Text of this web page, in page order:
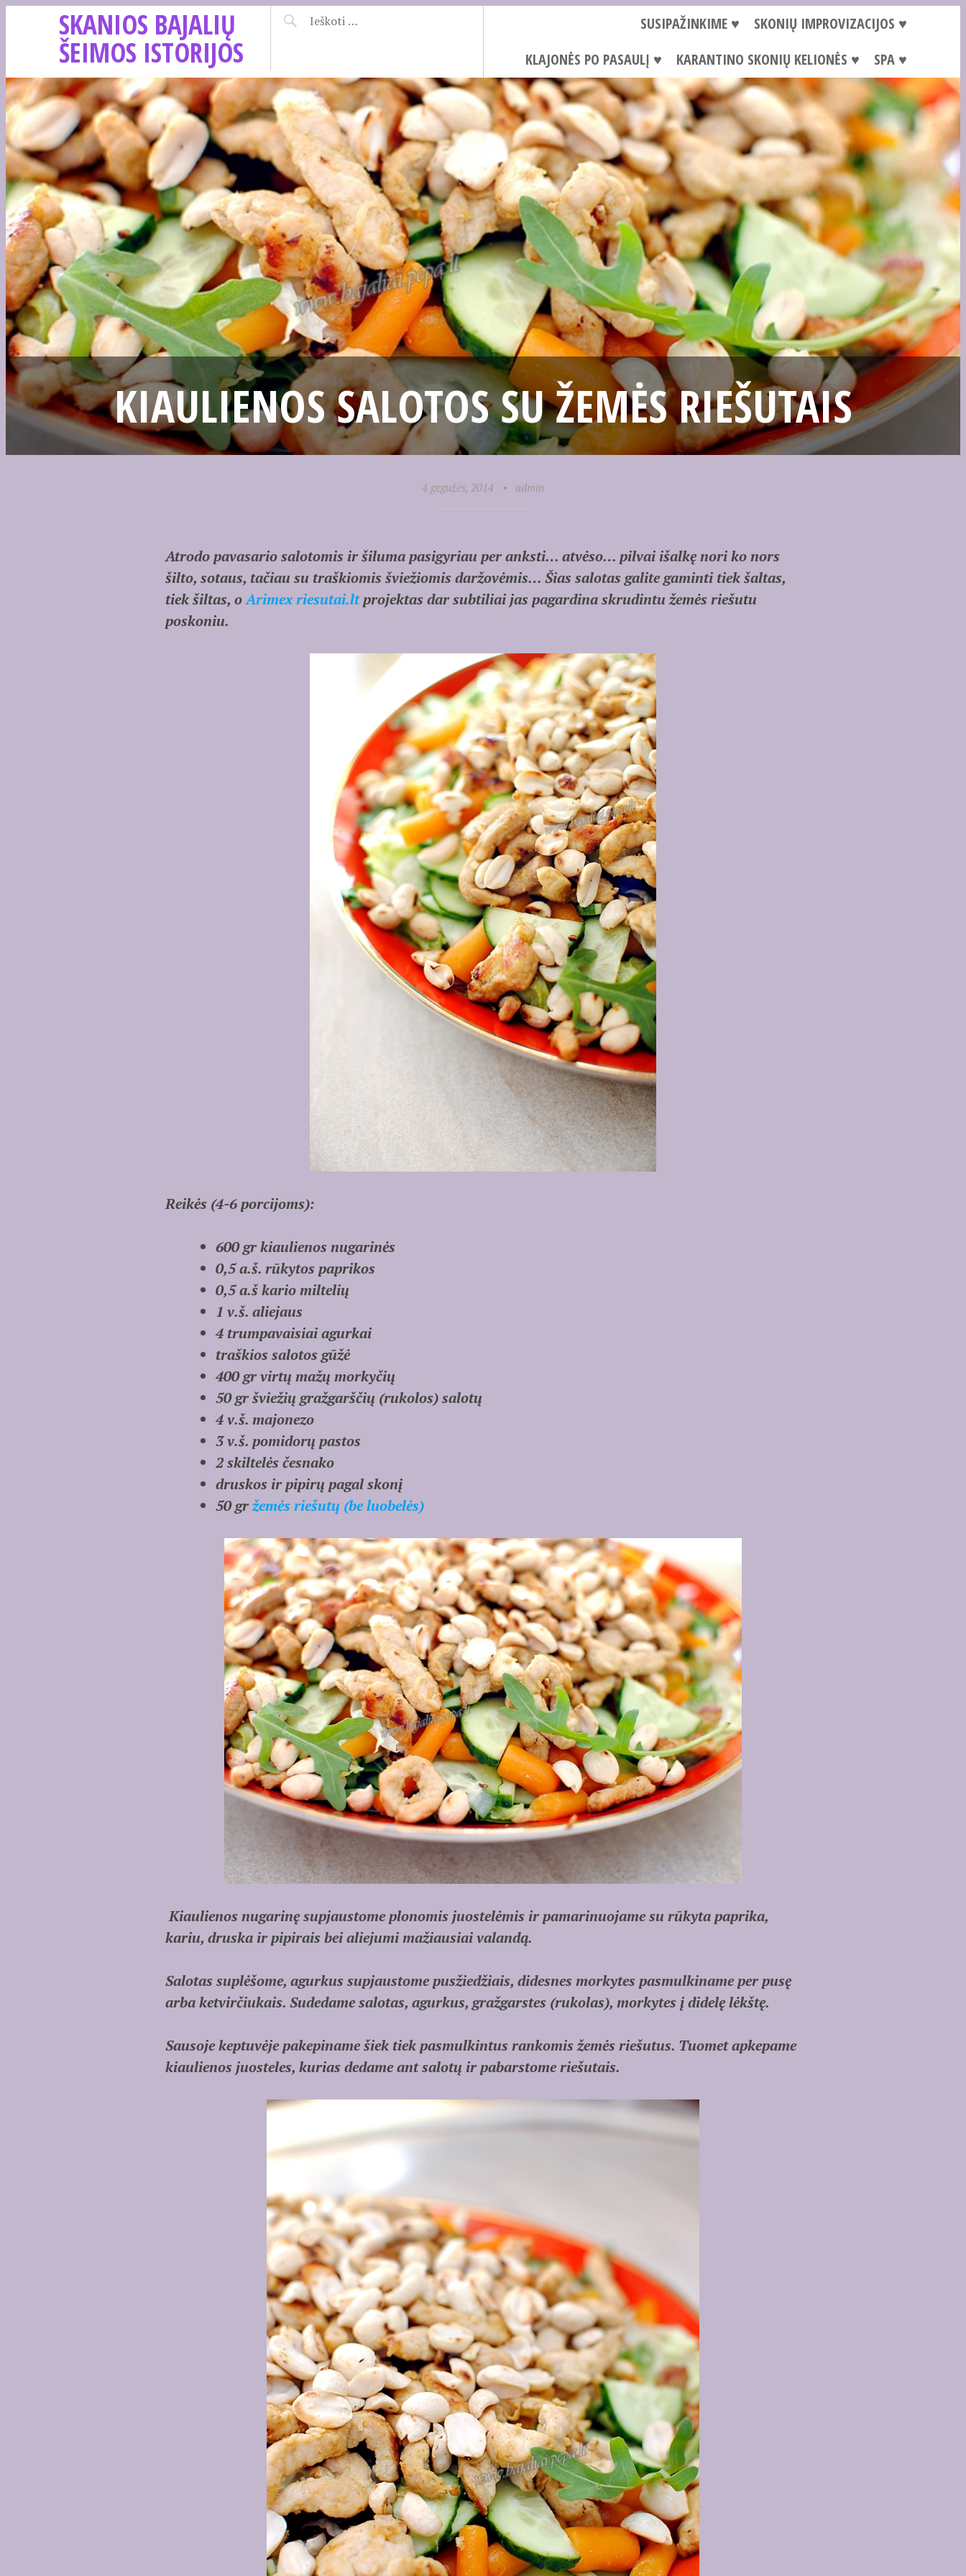
SKANIOS BAJALIŲ
ŠEIMOS ISTORIJOS
SUSIPAŽINKIME ♥
SKONIŲ IMPROVIZACIJOS ♥
KLAJONĖS PO PASAULĮ ♥
KARANTINO SKONIŲ KELIONĖS ♥ SPA ♥
KIAULIENOS SALOTOS SU ŽEMĖS RIEŠUTAIS
4 gegužės, 2014 • admin
Atrodo pavasario salotomis ir šiluma pasigyriau per anksti… atvėso… pilvai išalkę nori ko nors
šilto, sotaus, tačiau su traškiomis šviežiomis daržovėmis… Šias salotas galite gaminti tiek šaltas,
tiek šiltas, oArimexriesutai.ltprojektas dar subtiliai jas pagardina skrudintu žemės riešutu
poskoniu.
Reikės (4-6 porcijoms):
600 gr kiaulienos nugarinės
0,5 a.š. rūkytos paprikos
0,5 a.š kario miltelių
1 v.š. aliejaus
4 trumpavaisiai agurkai
traškios salotos gūžė
400 gr virtų mažų morkyčių
50 gr šviežių gražgarščių (rukolos) salotų
4 v.š. majonezo
3 v.š. pomidorų pastos
2 skiltelės česnako
druskos ir pipirų pagal skonį
50 gržemės riešutų (be luobelės)
Kiaulienos nugarinę supjaustome plonomis juostelėmis ir pamarinuojame su rūkyta paprika,
kariu, druska ir pipirais bei aliejumi mažiausiai valandą.
Salotas suplėšome, agurkus supjaustome pusžiedžiais, didesnes morkytes pasmulkiname per pusę
arba ketvirčiukais. Sudedame salotas, agurkus, gražgarstes (rukolas), morkytes į didelę lėkštę.
Sausoje keptuvėje pakepiname šiek tiek pasmulkintus rankomis žemės riešutus. Tuomet apkepame
kiaulienos juosteles, kurias dedame ant salotų ir pabarstome riešutais.